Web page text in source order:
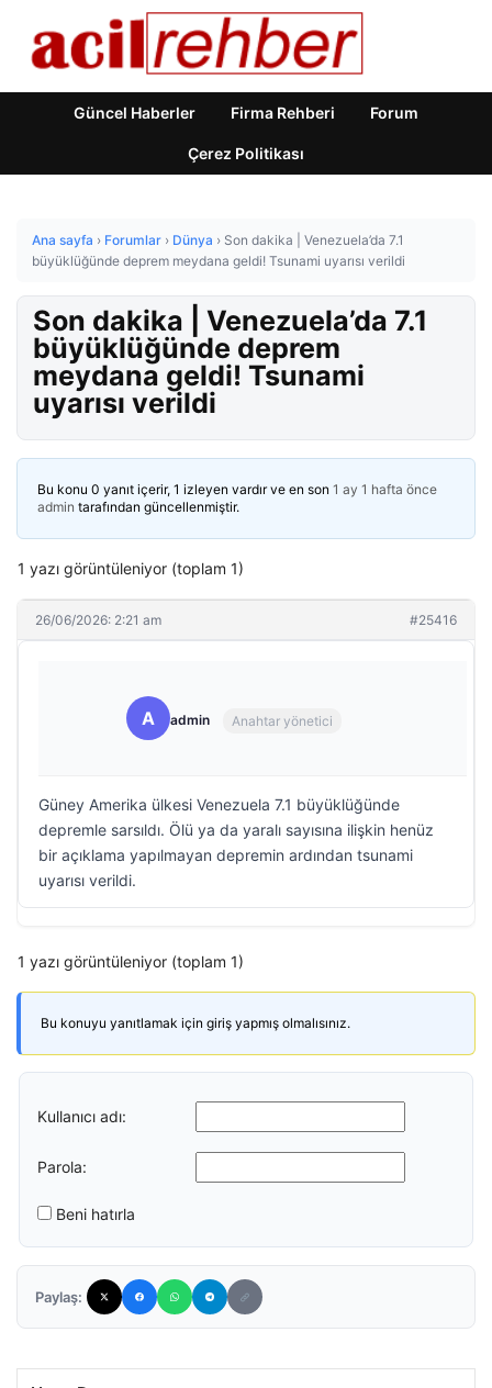
Güncel Haberler Firma Rehberi Forum
Çerez Politikası
Ana sayfa › Forumlar › Dünya › Son dakika | Venezuela’da 7.1
büyüklüğünde deprem meydana geldi! Tsunami uyarısı verildi
Son dakika | Venezuela’da 7.1
büyüklüğünde deprem
meydana geldi! Tsunami
uyarısı verildi
Bu konu 0 yanıt içerir, 1 izleyen vardır ve en son 1 ay 1 hafta önce
admin tarafından güncellenmiştir.
1 yazı görüntüleniyor (toplam 1)
26/06/2026: 2:21 am #25416
A admin Anahtar yönetici
Güney Amerika ülkesi Venezuela 7.1 büyüklüğünde
depremle sarsıldı. Ölü ya da yaralı sayısına ilişkin henüz
bir açıklama yapılmayan depremin ardından tsunami
uyarısı verildi.
1 yazı görüntüleniyor (toplam 1)
Bu konuyu yanıtlamak için giriş yapmış olmalısınız.
Kullanıcı adı:
Parola:
Beni hatırla
Paylaş: